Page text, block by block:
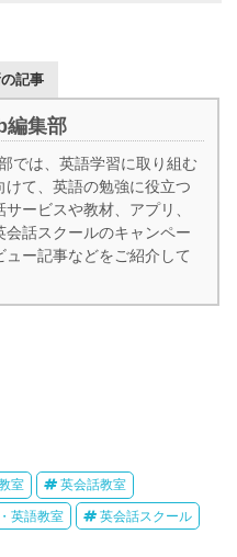
記事
編集部
では、英語学習に取り組む
けて、英語の勉強に役立つ
ービスや教材、アプリ、
会話スクールのキャンペー
ュー記事などをご紹介して
室 英会話教室
英語教室 英会話スクール